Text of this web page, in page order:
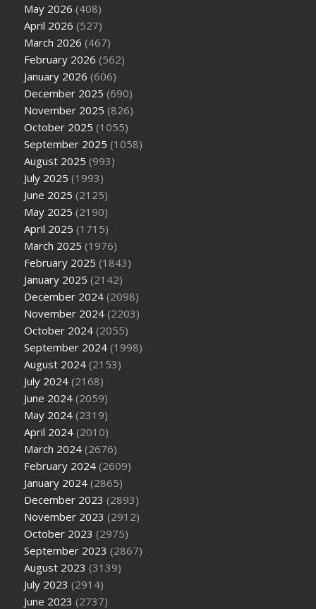
May 2026 (408)
April 2026 (527)
March 2026 (467)
February 2026 (562)
January 2026 (606)
December 2025 (690)
November 2025 (826)
October 2025 (1055)
September 2025 (1058)
August 2025 (993)
July 2025 (1993)
June 2025 (2125)
May 2025 (2190)
April 2025 (1715)
March 2025 (1976)
February 2025 (1843)
January 2025 (2142)
December 2024 (2098)
November 2024 (2203)
October 2024 (2055)
September 2024 (1998)
August 2024 (2153)
July 2024 (2168)
June 2024 (2059)
May 2024 (2319)
April 2024 (2010)
March 2024 (2676)
February 2024 (2609)
January 2024 (2865)
December 2023 (2893)
November 2023 (2912)
October 2023 (2975)
September 2023 (2867)
August 2023 (3139)
July 2023 (2914)
June 2023 (2737)